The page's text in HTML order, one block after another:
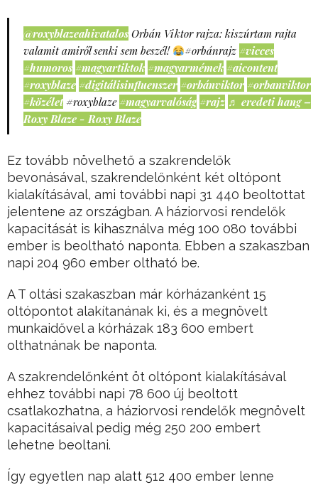
@roxyblazeahivatalos Orbán Viktor rajza: kiszúrtam rajta
valamit amiről senki sem beszél!
#orbánrajz #vicces
#humoros #magyartiktok #magyarmémek #aicontent
#roxyblaze #digitálisinfluenszer #orbánviktor #orbanviktor
#közélet #roxyblaze #magyarvalóság #rajz ♬ eredeti hang –
Roxy Blaze - Roxy Blaze
Ez tovább növelhető a szakrendelők
bevonásával, szakrendelőnként két oltópont
kialakításával, ami további napi 31 440 beoltottat
jelentene az országban. A háziorvosi rendelők
kapacitását is kihasználva még 100 080 további
ember is beoltható naponta. Ebben a szakaszban
napi 204 960 ember oltható be.
A T oltási szakaszban már kórházanként 15
oltópontot alakítanának ki, és a megnövelt
munkaidővel a kórházak 183 600 embert
olthatnának be naponta.
A szakrendelőnként öt oltópont kialakításával
ehhez további napi 78 600 új beoltott
csatlakozhatna, a háziorvosi rendelők megnövelt
kapacitásaival pedig még 250 200 embert
lehetne beoltani.
Így egyetlen nap alatt 512 400 ember lenne